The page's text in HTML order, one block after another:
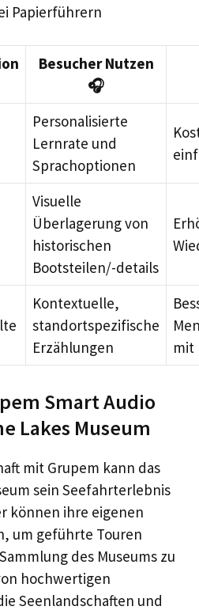
Papierführern
Besucher Nutzen
🎧
Personalisierte
Lernrate und
Sprachoptionen
Visuelle
Überlagerung von
historischen
Bootsteilen/-details
Kontextuelle,
standortspezifische
Erzählungen
mit
Smart Audio
Lakes Museum
mit Grupem kann das
sein Seefahrterlebnis
können ihre eigenen
um geführte Touren
des Museums zu
hochwertigen
Seenlandschaften und